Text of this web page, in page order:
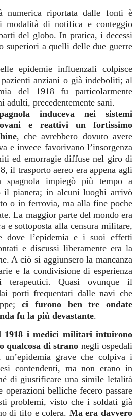
numerica riportata dalle fonti è
modalità di notifica e conteggio
del globo. In pratica, i decessi
superiori a quelli delle due guerre
epidemie influenzali colpisce
pazienti anziani o già indeboliti; al
del 1918 fu particolarmente
adulti, precedentemente sani.
induceva nei sistemi
e reattivi un fortissimo
, che avrebbero dovuto avere
e invece favorivano l’insorgenza
ed emorragie diffuse nel giro di
il trasporto aereo era appena agli
spagnola impiegò più tempo a
il pianeta; in alcuni luoghi arrivò
o in ferrovia, ma alla fine poche
La maggior parte del mondo era
e sottoposta alla censura militare,
dove l’epidemia e i suoi effetti
e discussi liberamente era la
A ciò si aggiunsero la mancanza
e la condivisione di esperienza
terapeutici. Quasi ovunque il
porti frequentati dalle navi che
ci furono ben tre ondate
fu la più devastante.
1918 i medici militari intuirono
qualcosa di strano negli ospedali
grave che colpiva i
contendenti, ma non erano in
di giustificare una simile letalità
operazioni belliche fecero passare
problemi, visto che i soldati già
di tifo e colera. Ma era davvero